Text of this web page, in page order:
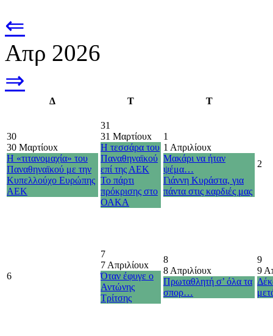
⇐
Απρ 2026
⇒
Δ Τ Τ
30
30 Μαρτίουx
Η «τιτανομαχία» του
Παναθηναϊκού με την
Κυπελλούχο Ευρώπης
ΑΕΚ
31
31 Μαρτίουx
Η τεσσάρα του
Παναθηναϊκού
επί της ΑΕΚ
Το πάρτι
πρόκρισης στο
ΟΑΚΑ
1
1 Απριλίουx
Μακάρι να ήταν
ψέμα…
Γιάννη Κυράστα, για
πάντα στις καρδιές μας
2
6
7
7 Απριλίουx
Όταν έφυγε ο
Αντώνης
Τρίτσης
8
8 Απριλίουx
Πρωταθλητή σ’ όλα τα
σπορ…
9
9